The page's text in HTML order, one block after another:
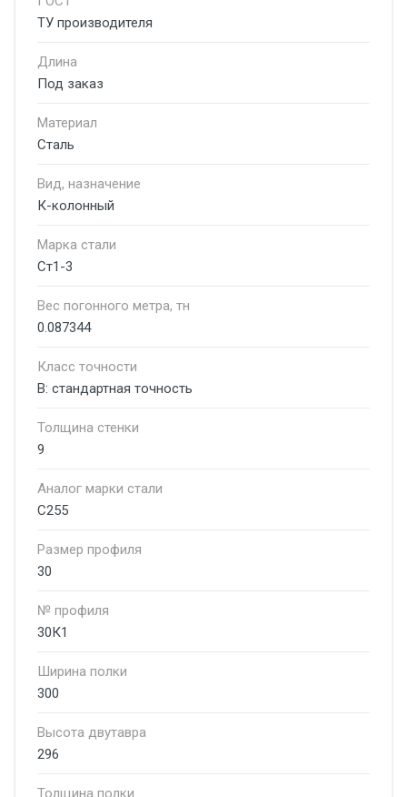
ТУ производителя
Длина
Под заказ
Материал
Сталь
Вид, назначение
К-колонный
Марка стали
Ст1-3
Вес погонного метра, тн
0.087344
Класс точности
В: стандартная точность
Толщина стенки
9
Аналог марки стали
С255
Размер профиля
30
№ профиля
30К1
Ширина полки
300
Высота двутавра
296
Толщина полки